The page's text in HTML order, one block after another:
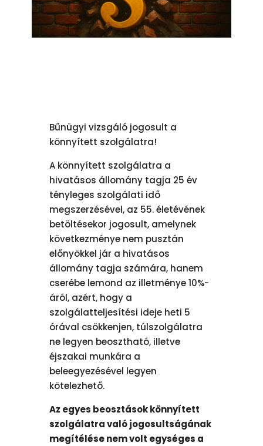
Bűnügyi vizsgáló jogosult a
könnyített szolgálatra!
A könnyített szolgálatra a
hivatásos állomány tagja 25 év
tényleges szolgálati idő
megszerzésével, az 55. életévének
betöltésekor jogosult, amelynek
következménye nem pusztán
előnyökkel jár a hivatásos
állomány tagja számára, hanem
cserébe lemond az illetménye 10%-
áról, azért, hogy a
szolgálatteljesítési ideje heti 5
órával csökkenjen, túlszolgálatra
ne legyen beosztható, illetve
éjszakai munkára a
beleegyezésével legyen
kötelezhető.
Az egyes beosztások könnyített
szolgálatra való jogosultságának
megítélése nem volt egységes a